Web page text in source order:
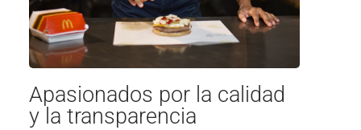
Apasionados por la calidad
y la transparencia